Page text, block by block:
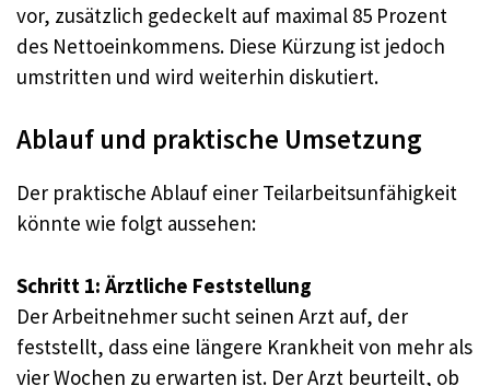
vor, zusätzlich gedeckelt auf maximal 85 Prozent
des Nettoeinkommens. Diese Kürzung ist jedoch
umstritten und wird weiterhin diskutiert.
Ablauf und praktische Umsetzung
Der praktische Ablauf einer Teilarbeitsunfähigkeit
könnte wie folgt aussehen:
Schritt 1: Ärztliche Feststellung
Der Arbeitnehmer sucht seinen Arzt auf, der
feststellt, dass eine längere Krankheit von mehr als
vier Wochen zu erwarten ist. Der Arzt beurteilt, ob